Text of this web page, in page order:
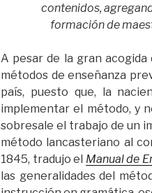
contenidos,
formación de
A pesar de la gran
métodos de enseñanza
país, puesto que, la
implementar el método, y
sobresale el trabajo de un
método lancasteriano al
1845, tradujo el Manual de
las generalidades del